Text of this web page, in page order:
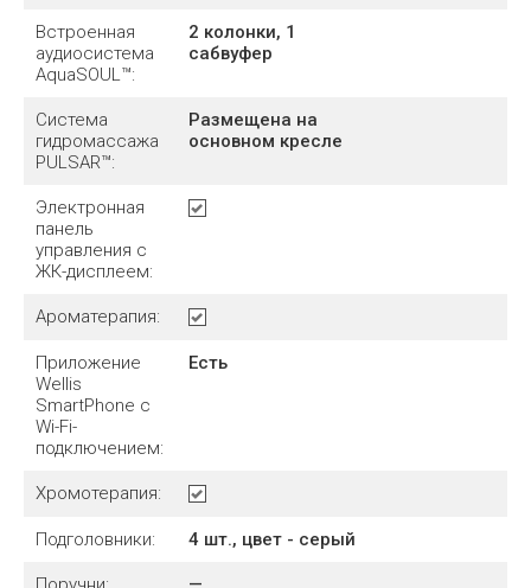
Встроенная
аудиосистема
AquaSOUL™:
2 колонки, 1
сабвуфер
Система
гидромассажа
PULSAR™:
Размещена на
основном кресле
Электронная
панель
управления с
ЖК-дисплеем:
Ароматерапия:
Приложение
Wellis
SmartPhone с
Wi-Fi-
подключением:
Есть
Хромотерапия:
Подголовники: 4 шт., цвет - серый